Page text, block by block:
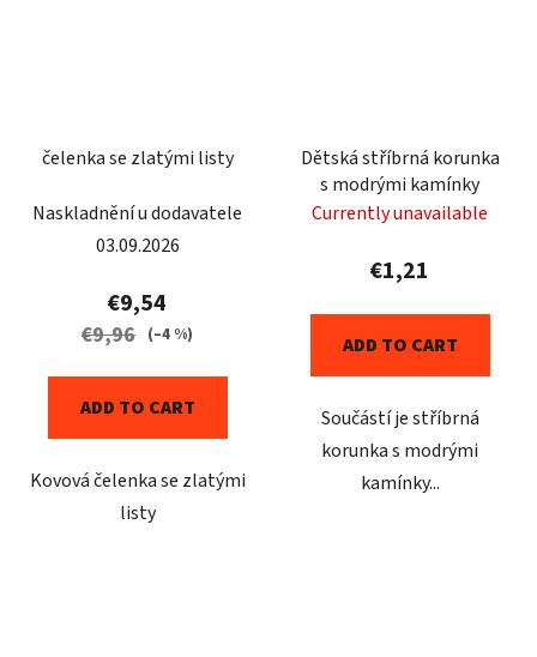
čelenka se zlatými listy
Naskladnění u dodavatele
03.09.2026
€9,54
€9,96 (–4 %)
ADD TO CART
Kovová čelenka se zlatými
listy
Dětská stříbrná korunka
s modrými kamínky
Currently unavailable
€1,21
ADD TO CART
Součástí je stříbrná
korunka s modrými
kamínky...